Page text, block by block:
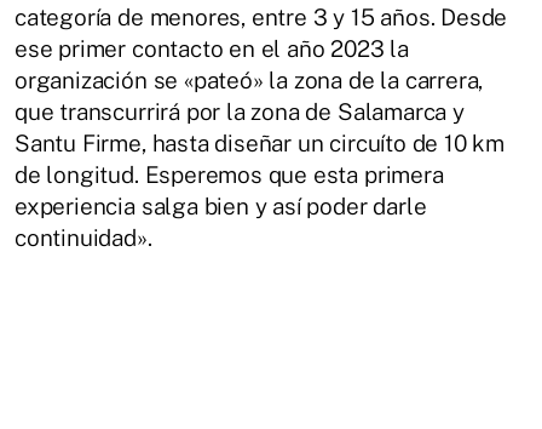
categoría de menores, entre 3 y 15 años. Desde
ese primer contacto en el año 2023 la
organización se «pateó» la zona de la carrera,
que transcurrirá por la zona de Salamarca y
Santu Firme, hasta diseñar un circuíto de 10 km
de longitud. Esperemos que esta primera
experiencia salga bien y así poder darle
continuidad».